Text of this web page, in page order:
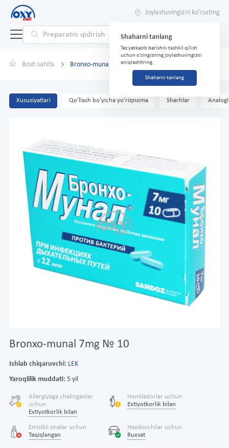
Joylashuvingizni ko'rsating
Shaharni tanlang
Tez yetkazib berishni tashkil qilish
uchun o'zingizning joylashuvingizni
aniqlashtiring
Shaharni tanlang
Bosh sahifa Bronxo-munal 7mg № 10
Xususiyatlari Qo'llash bo'yicha yo'riqnoma Sharhlar
Bronxo-munal 7mg № 10
Ishlab chiqaruvchi: LEK
Yaroqlilik muddati: 5 yil
Allergiyaga chalinganlar
uchun
Extiyotkorlik bilan
Homiladorlar uchun
Extiyotkorlik bilan
Emizikli onalar uchun
Taqiqlangan
Haydovchilar uchun
Ruxsat